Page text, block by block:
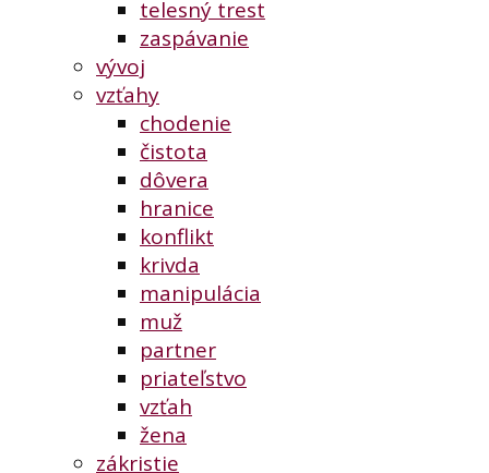
telesný trest
zaspávanie
vývoj
vzťahy
chodenie
čistota
dôvera
hranice
konflikt
krivda
manipulácia
muž
partner
priateľstvo
vzťah
žena
zákristie